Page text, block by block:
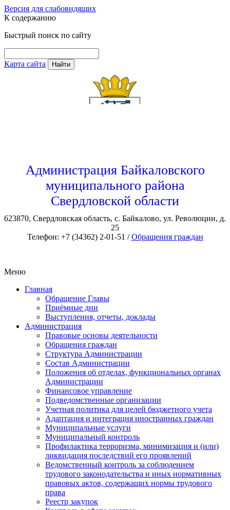
Версия для слабовидящих
К содержанию
Быстрый поиск по сайту
Карта сайта Найти
Администрация Байкаловского
муниципального района
Свердловской области
623870, Свердловская область, с. Байкалово, ул. Революции, д.
25
Телефон: +7 (34362) 2-01-51 /Обращения граждан
Меню
Главная
Обращение Главы
Приёмные дни
Выступления, отчеты, доклады
Администрация
Правовые основы деятельности
Обращения граждан
Структура Администрации
Состав Администрации
Положения об отделах, функциональных органах
Администрации
Финансовое управление
Подведомственные организации
Учетная политика для целей бюджетного учета
Адаптация и интеграция иностранных граждан
Муниципальные услуги
Муниципальный контроль
Профилактика терроризма, минимизация и (или)
ликвидация последствий его проявлений
Ведомственный контроль за соблюдением
трудового законодательства и иных нормативных
правовых актов, содержащих нормы трудового
права
Реестр закупок